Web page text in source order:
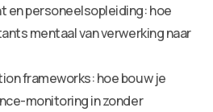
en personeelsopleiding: hoe
mentaal van verwerking naar
frameworks: hoe bouw je
monitoring in zonder